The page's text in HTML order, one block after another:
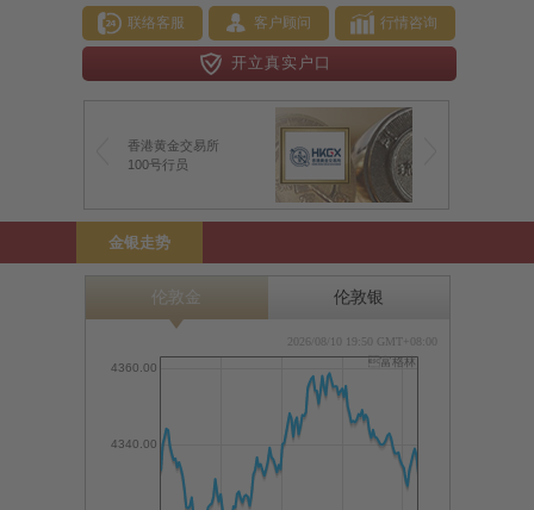
联络客服 客户顾问 行情咨询
开立真实户口
香港黄金交易所
100号行员
金银走势